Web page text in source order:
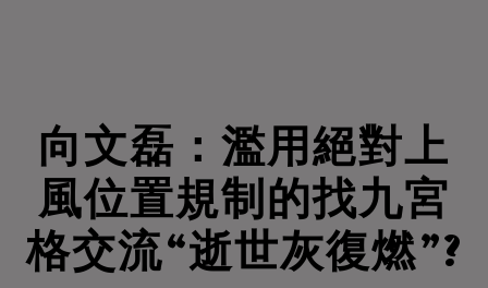
向文磊：濫用絕對上
風位置規制的找九宮
格交流“逝世灰復燃”?